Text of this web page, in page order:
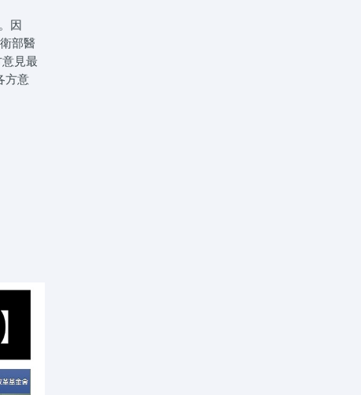
因
部醫
見最
方意